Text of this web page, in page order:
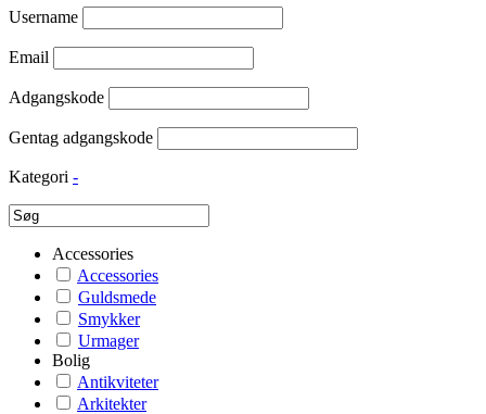
Username
Email
Adgangskode
Gentag adgangskode
Kategori -
Accessories
Accessories
Guldsmede
Smykker
Urmager
Bolig
Antikviteter
Arkitekter